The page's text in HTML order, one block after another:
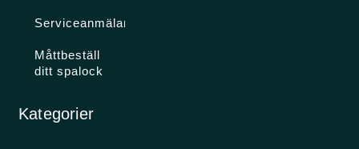
Serviceanmälan
Måttbeställ
ditt spalock
Kategorier